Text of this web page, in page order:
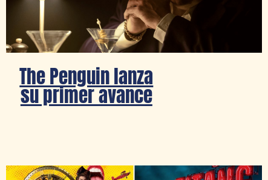
The Penguin lanza
su primer avance